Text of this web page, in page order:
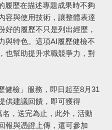
履歷在描述專題成果時不夠
容與使用技術，讓整體表達
好的履歷不只是列出經歷，
與特色。這項AI履歷健檢不
也幫助提升求職競爭力，對
健檢」服務，即日起至8月31
供建議回饋，即可獲得
名，送完為止，此外，活動
報與憑證上傳，還可參加